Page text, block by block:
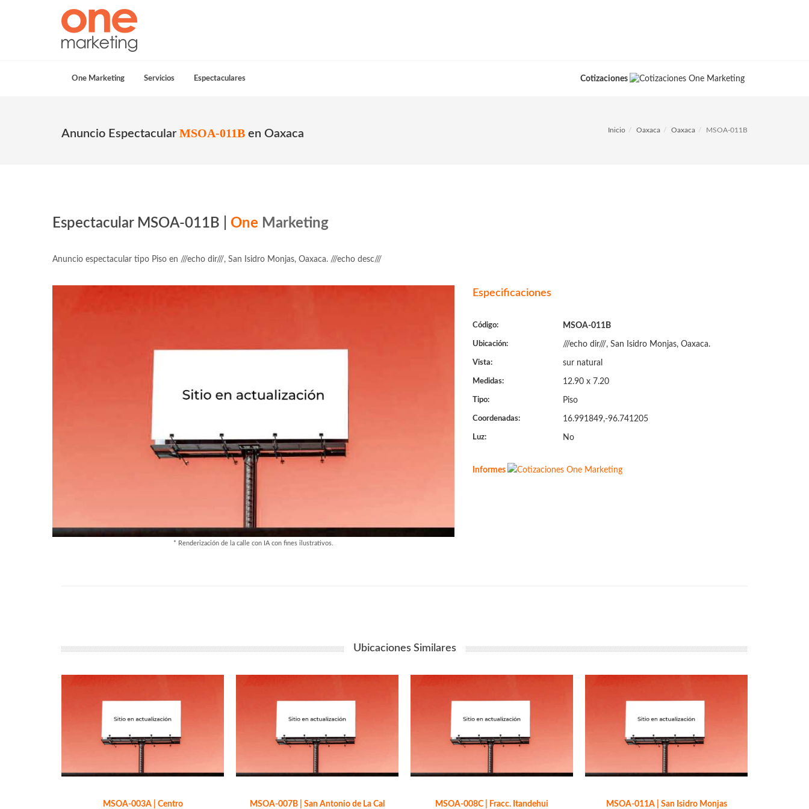
One Marketing Servicios Espectaculares Cotizaciones
Anuncio Espectacular MSOA-011B en Oaxaca Inicio Oaxaca Oaxaca MSOA-011B
Espectacular MSOA-011B | One Marketing
Anuncio espectacular tipo Piso en ///echo dir///, San Isidro Monjas, Oaxaca. ///echo desc///
* Renderización de la calle con IA con fines ilustrativos.
Especificaciones
Código: MSOA-011B
Ubicación: ///echo dir///, San Isidro Monjas, Oaxaca.
Vista: sur natural
Medidas: 12.90 x 7.20
Tipo: Piso
Coordenadas: 16.991849,-96.741205
Luz: No
Informes
Ubicaciones Similares
MSOA-003A | Centro MSOA-007B | San Antonio de La Cal MSOA-008C | Fracc. Itandehui MSOA-011A | San Isidro Monjas